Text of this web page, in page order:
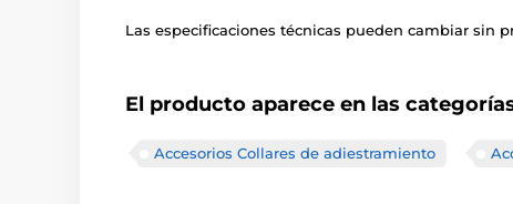
Las especificaciones técnicas pueden cambiar sin
El producto aparece en las
Accesorios Collares de adiestramiento